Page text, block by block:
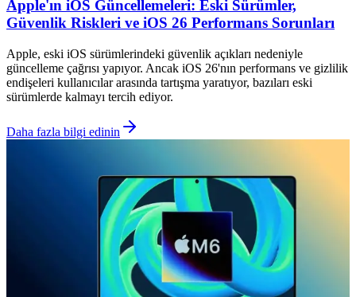
Apple'ın iOS Güncellemeleri: Eski Sürümler,
Güvenlik Riskleri ve iOS 26 Performans Sorunları
Apple, eski iOS sürümlerindeki güvenlik açıkları nedeniyle
güncelleme çağrısı yapıyor. Ancak iOS 26'nın performans ve gizlilik
endişeleri kullanıcılar arasında tartışma yaratıyor, bazıları eski
sürümlerde kalmayı tercih ediyor.
Daha fazla bilgi edinin